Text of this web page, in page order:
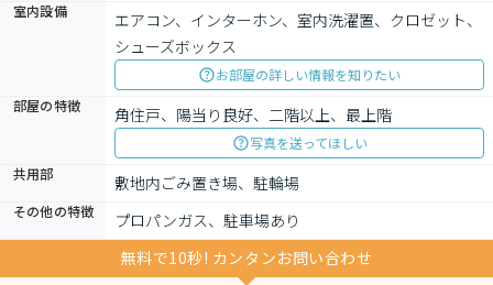
室内設備
エアコン、インターホン、室内洗濯置、クロゼット、
シューズボックス
お部屋の詳しい情報を知りたい
部屋の特徴
角住戸、陽当り良好、二階以上、最上階
写真を送ってほしい
共用部
敷地内ごみ置き場、駐輪場
その他の特徴
プロパンガス、駐車場あり
無料で10秒! カンタンお問い合わせ